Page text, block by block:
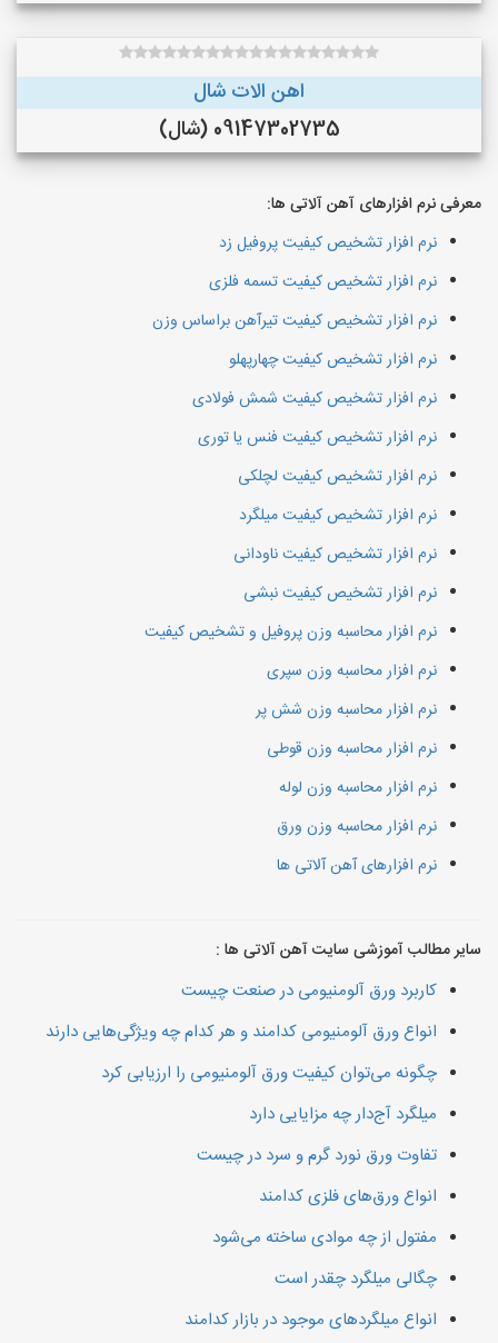
اهن الات شال
09147302735 (شال)
معرفی نرم افزارهای آهن آلاتی ها:
نرم افزار تشخیص کیفیت پروفیل زد
نرم افزار تشخیص کیفیت تسمه فلزی
نرم افزار تشخیص کیفیت تیرآهن براساس وزن
نرم افزار تشخیص کیفیت چهارپهلو
نرم افزار تشخیص کیفیت شمش فولادی
نرم افزار تشخیص کیفیت فنس یا توری
نرم افزار تشخیص کیفیت لچلکی
نرم افزار تشخیص کیفیت میلگرد
نرم افزار تشخیص کیفیت ناودانی
نرم افزار تشخیص کیفیت نبشی
نرم افزار محاسبه وزن پروفیل و تشخیص کیفیت
نرم افزار محاسبه وزن سپری
نرم افزار محاسبه وزن شش پر
نرم افزار محاسبه وزن قوطی
نرم افزار محاسبه وزن لوله
نرم افزار محاسبه وزن ورق
نرم افزارهای آهن آلاتی ها
سایر مطالب آموزشی سایت آهن آلاتی ها :
کاربرد ورق آلومنیومی در صنعت چیست
انواع ورق آلومنیومی کدامند و هر کدام چه ویژگی‌هایی دارند
چگونه می‌توان کیفیت ورق آلومنیومی را ارزیابی کرد
میلگرد آج‌دار چه مزایایی دارد
تفاوت ورق نورد گرم و سرد در چیست
انواع ورق‌های فلزی کدامند
مفتول از چه موادی ساخته می‌شود
چگالی میلگرد چقدر است
انواع میلگردهای موجود در بازار کدامند